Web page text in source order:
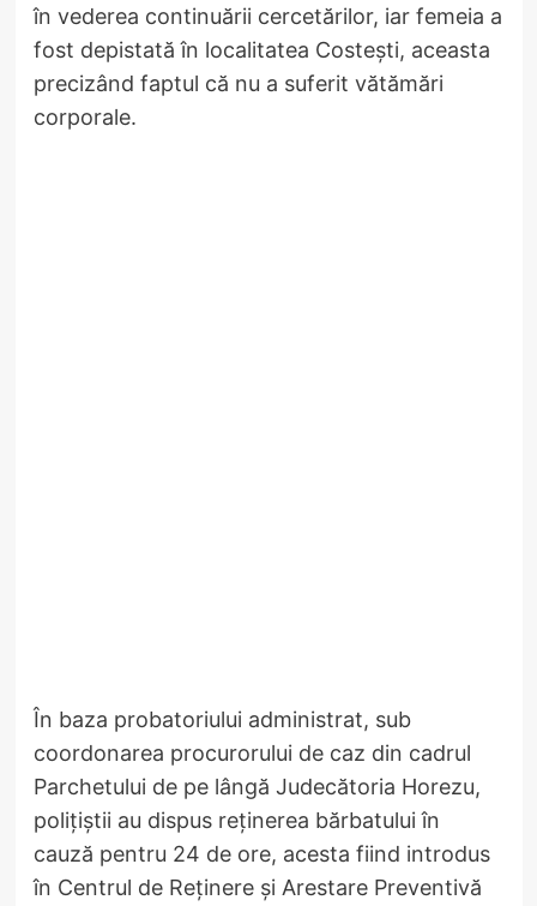
în vederea continuării cercetărilor, iar femeia a
fost depistată în localitatea Costești, aceasta
precizând faptul că nu a suferit vătămări
corporale.
În baza probatoriului administrat, sub
coordonarea procurorului de caz din cadrul
Parchetului de pe lângă Judecătoria Horezu,
polițiștii au dispus reținerea bărbatului în
cauză pentru 24 de ore, acesta fiind introdus
în Centrul de Reținere și Arestare Preventivă